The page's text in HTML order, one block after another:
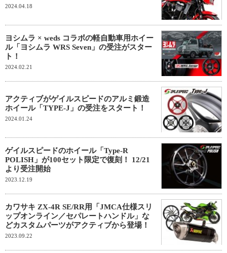
2024.04.18
ヨシムラ × weds コラボの軽自動車用ホイー
ル「ヨシムラ WRS Seven」の受注がスター
ト！
2024.02.21
アクティブがゲイルスピードのアルミ鍛造
ホイール「TYPE-J」の受注をスタート！
2024.01.24
ゲイルスピードのホイール「Type-R
POLISH」が100セット限定で復刻！ 12/21
より受注開始
2023.12.19
カワサキ ZX-4R SE/RR用「JMCA仕様スリ
ップオンライン／セパレートハンドル」な
どカスタムパーツがアクティブから登場！
2023.09.22